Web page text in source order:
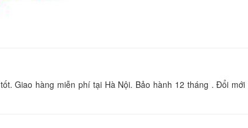
Giao hàng miễn phí tại Hà Nội. Bảo hành 12 tháng . Đổi